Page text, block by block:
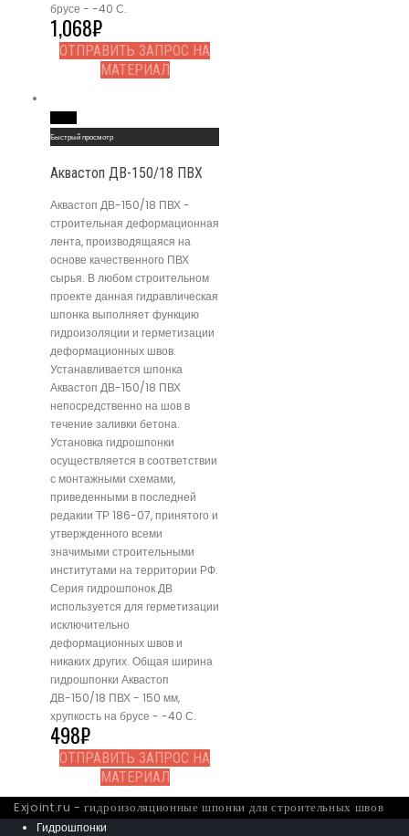
брусе - -40 С.
1,068₽
ОТПРАВИТЬ ЗАПРОС НА
МАТЕРИАЛ
Быстрый просмотр
Аквастоп ДВ-150/18 ПВХ
Аквастоп ДВ-150/18 ПВХ -
строительная деформационная
лента, производящаяся на
основе качественного ПВХ
сырья. В любом строительном
проекте данная гидравлическая
шпонка выполняет функцию
гидроизоляции и герметизации
деформационных швов.
Устанавливается шпонка
Аквастоп ДВ-150/18 ПВХ
непосредственно на шов в
течение заливки бетона.
Установка гидрошпонки
осуществляется в соответствии
с монтажными схемами,
приведенными в последней
редакии ТР 186-07, принятого и
утвержденного всеми
значимыми строительными
институтами на территории РФ.
Серия гидрошпонок ДВ
используется для герметизации
исключительно
деформационных швов и
никаких других. Общая ширина
гидрошпонки Аквастоп
ДВ-150/18 ПВХ - 150 мм,
хрупкость на брусе - -40 С.
498₽
ОТПРАВИТЬ ЗАПРОС НА
МАТЕРИАЛ
Exjoint.ru - гидроизоляционные шпонки для строительных швов
Гидрошпонки